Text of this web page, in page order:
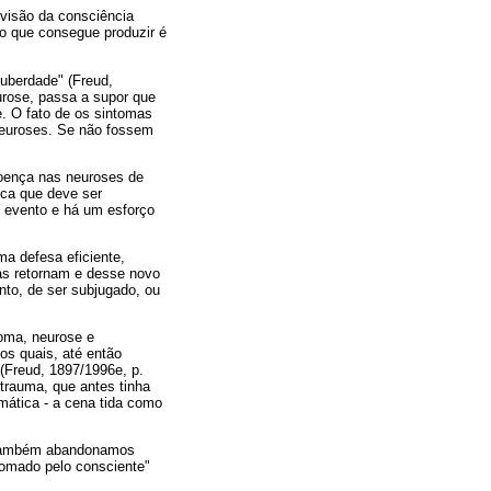
da consciência
que consegue produzir é
(Freud,
passa a supor que
O fato de os sintomas
Se não fossem
nas neuroses de
que deve ser
e há um esforço
defesa eficiente,
retornam e desse novo
de ser subjugado, ou
neurose e
quais, até então
1897/1996e, p.
que antes tinha
- a cena tida como
abandonamos
pelo consciente"